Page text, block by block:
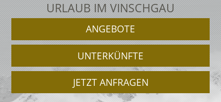
URLAUB IM VINSCHGAU
ANGEBOTE
UNTERKÜNFTE
JETZT ANFRAGEN